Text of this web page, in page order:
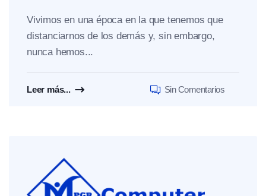
Vivimos en una época en la que tenemos que
distanciarnos de los demás y, sin embargo,
nunca hemos...
Leer más... Sin Comentarios